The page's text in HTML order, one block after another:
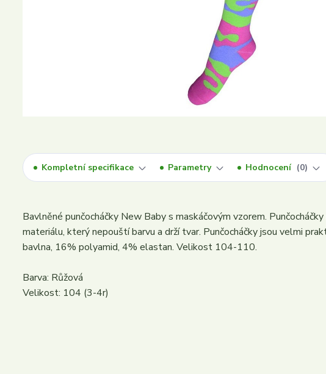
Kompletní specifikace Parametry Hodnocení 0
Bavlněné punčocháčky New Baby s maskáčovým vzorem.
materiálu, který nepouští barvu a drží tvar. Punčocháčky jsou velmi
bavlna, 16% polyamid, 4% elastan. Velikost 104-110.
Barva: Růžová
Velikost: 104 (3-4r)